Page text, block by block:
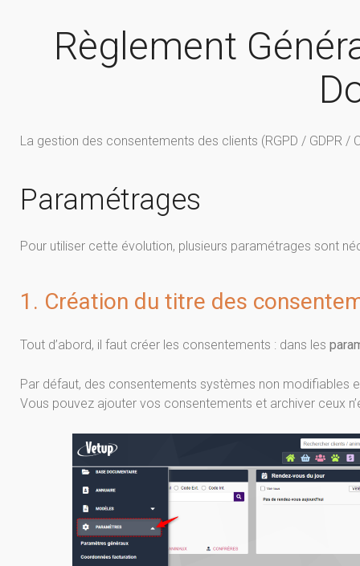
Règlement
La gestion des consentements des clients (RGPD / GDPR /
Paramétrages
Pour utiliser cette évolution, plusieurs paramétrages sont
1. Création du titre des
Tout d’abord, il faut créer les consentements : dans les
Par défaut, des consentements systèmes non modifiables
Vous pouvez ajouter vos consentements et archiver ceux